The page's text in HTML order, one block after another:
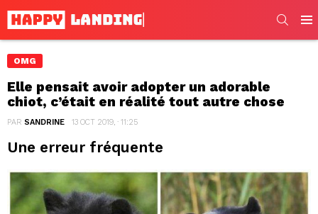
OMG
Elle pensait avoir adopter un adorable
chiot, c’était en réalité tout autre chose
PAR SANDRINE 13 OCT 2019, · 11:25
Une erreur fréquente